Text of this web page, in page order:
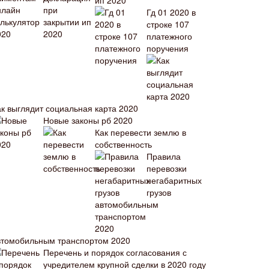
Гд 01 2020 в
строке 107
платежного
поручения
выглядит социальная карта 2020
Новые законы рб 2020
Как перевести землю в
собственность
Правила
перевозки
негабаритных
грузов
транспортом 2020
Перечень и порядок согласования с
учредителем крупной сделки в 2020 году